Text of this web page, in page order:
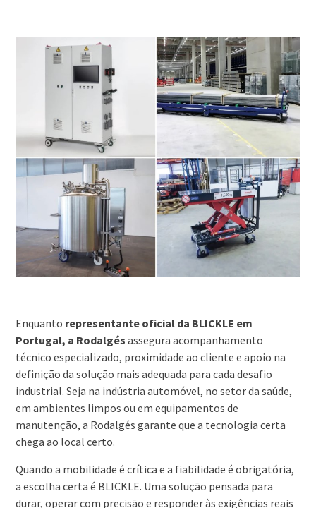
Enquanto representante oficial da BLICKLE em
Portugal, a Rodalgés assegura acompanhamento
técnico especializado, proximidade ao cliente e apoio na
definição da solução mais adequada para cada desafio
industrial. Seja na indústria automóvel, no setor da saúde,
em ambientes limpos ou em equipamentos de
manutenção, a Rodalgés garante que a tecnologia certa
chega ao local certo.
Quando a mobilidade é crítica e a fiabilidade é obrigatória,
a escolha certa é BLICKLE. Uma solução pensada para
durar, operar com precisão e responder às exigências reais